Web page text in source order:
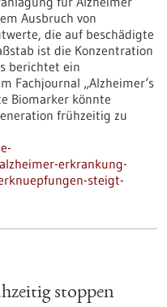
Ausbruch von
die auf beschädigte
ist die Konzentration
berichtet ein
Fachjournal „Alzheimer‘s
Biomarker könnte
frühzeitig zu
erkrankung-
steigt-
stoppen